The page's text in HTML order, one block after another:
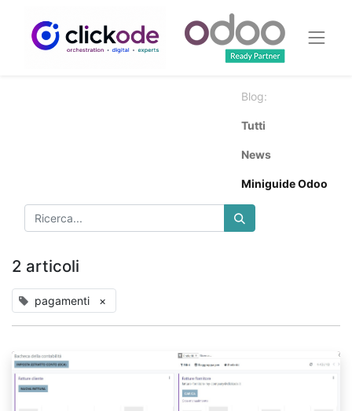
Blog:
Tutti
News
Miniguide Odoo
2 articoli
pagamenti ×